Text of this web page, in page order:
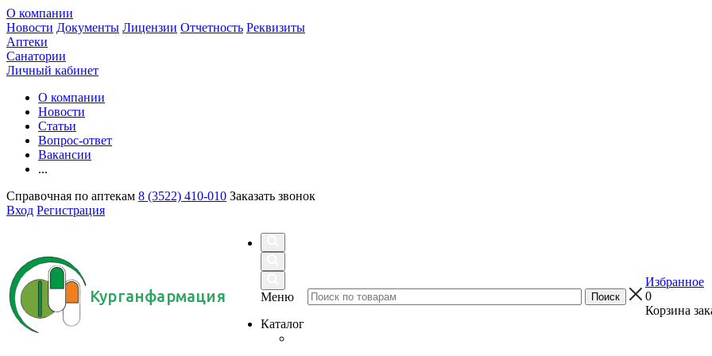
О компании
Новости Документы Лицензии Отчетность Реквизиты
Аптеки
Санатории
Личный кабинет
О компании
Новости
Статьи
Вопрос-ответ
Вакансии
...
Справочная по аптекам 8 (3522) 410-010 Заказать звонок
Вход Регистрация
Курганфармация
Меню
Каталог
Избранное
0
Корзина